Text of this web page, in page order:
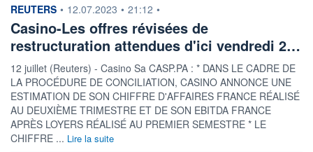
information fournie par
REUTERS • 12.07.2023 • 21:12 •
Casino-Les offres révisées de
restructuration attendues d'ici vendredi 2…
12 juillet (Reuters) - Casino Sa CASP.PA : * DANS LE CADRE DE
LA PROCÉDURE DE CONCILIATION, CASINO ANNONCE UNE
ESTIMATION DE SON CHIFFRE D'AFFAIRES FRANCE RÉALISÉ
AU DEUXIÈME TRIMESTRE ET DE SON EBITDA FRANCE
APRÈS LOYERS RÉALISÉ AU PREMIER SEMESTRE * LE
CHIFFRE ... Lire la suite